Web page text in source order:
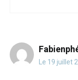
Le 19 juillet